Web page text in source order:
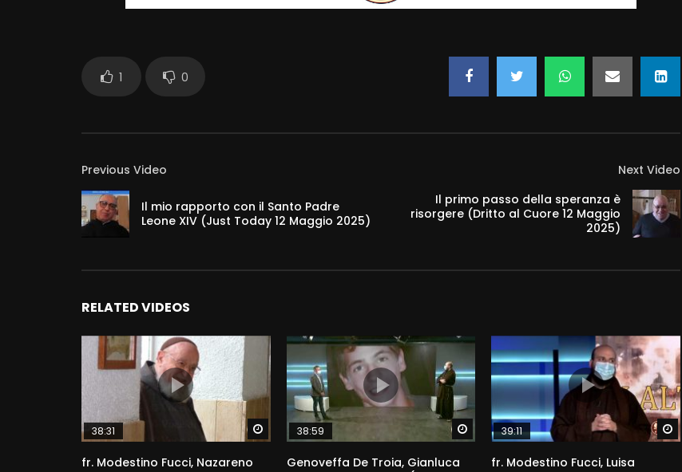
1 0
Previous Video
Il mio rapporto con il Santo Padre
Leone XIV (Just Today 12 Maggio 2025)
Next Video
Il primo passo della speranza è
risorgere (Dritto al Cuore 12 Maggio
2025)
RELATED VIDEOS
Watch Later
38:31
fr. Modestino Fucci, Nazareno
Watch Later
38:59
Genoveffa De Troia, Gianluca
39:11
fr. Modestino Fucci, Luisa